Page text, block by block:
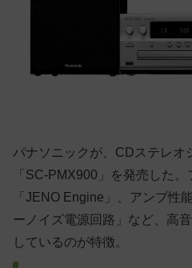
パナソニックが、CDステレオ
「SC-PMX900」を発売した
「JENO Engine」、アンプ性
ーノイズ電源回路」など、高
しているのが特徴。